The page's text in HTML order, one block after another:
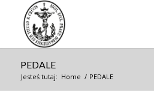
PEDALE
Jesteś tutaj: Home / PEDALE